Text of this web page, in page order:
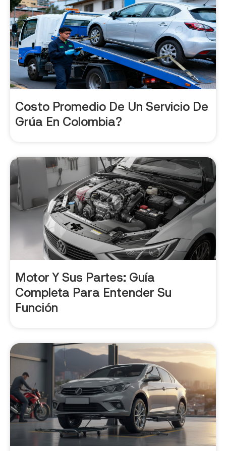
Costo Promedio De Un Servicio De
Grúa En Colombia?
Motor Y Sus Partes: Guía
Completa Para Entender Su
Función